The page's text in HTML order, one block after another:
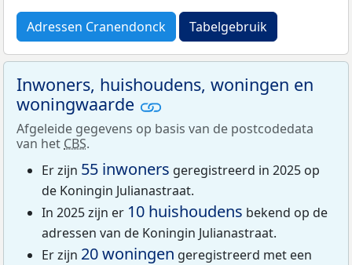
Adressen Cranendonck Tabelgebruik
Inwoners, huishoudens, woningen en
woningwaarde
Afgeleide gegevens op basis van de postcodedata
van het CBS.
Er zijn 55 inwoners geregistreerd in 2025 op
de Koningin Julianastraat.
In 2025 zijn er 10 huishoudens bekend op de
adressen van de Koningin Julianastraat.
Er zijn 20 woningen geregistreerd met een